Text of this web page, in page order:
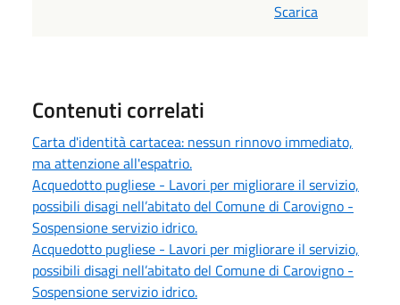
Scarica
Contenuti correlati
Carta d'identità cartacea: nessun rinnovo immediato,
ma attenzione all'espatrio.
Acquedotto pugliese - Lavori per migliorare il servizio,
possibili disagi nell’abitato del Comune di Carovigno -
Sospensione servizio idrico.
Acquedotto pugliese - Lavori per migliorare il servizio,
possibili disagi nell’abitato del Comune di Carovigno -
Sospensione servizio idrico.